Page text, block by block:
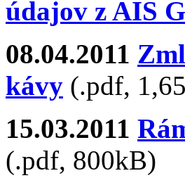
údajov z AIS
08.04.2011
kávy (.pdf,
15.03.2011
(.pdf, 800kB)